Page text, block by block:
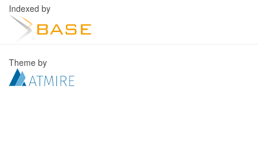
Indexed by
Theme by